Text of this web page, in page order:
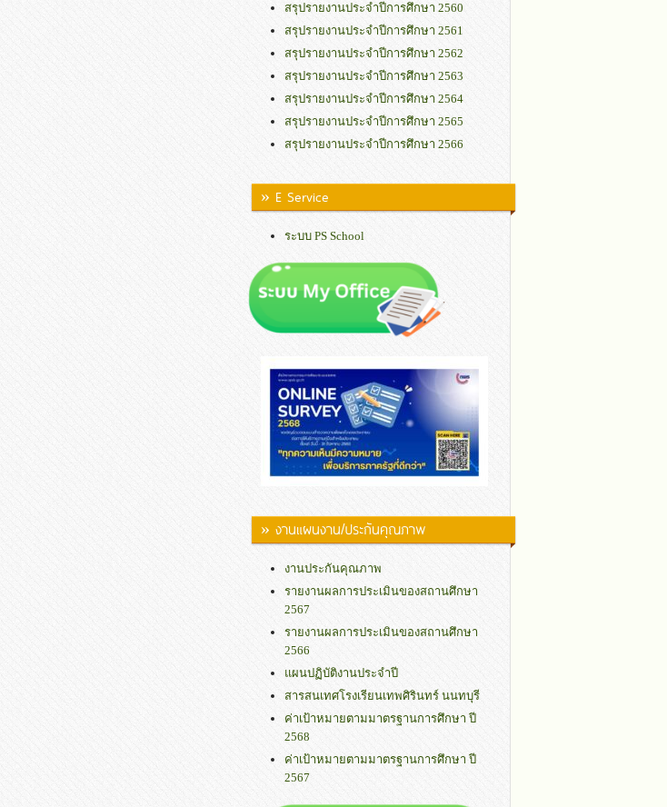
สรุปรายงานประจำปีการศึกษา 2560
สรุปรายงานประจำปีการศึกษา 2561
สรุปรายงานประจำปีการศึกษา 2562
สรุปรายงานประจำปีการศึกษา 2563
สรุปรายงานประจำปีการศึกษา 2564
สรุปรายงานประจำปีการศึกษา 2565
สรุปรายงานประจำปีการศึกษา 2566
» E Service
ระบบ PS School
» งานแผนงาน/ประกันคุณภาพ
งานประกันคุณภาพ
รายงานผลการประเมินของสถานศึกษา
2567
รายงานผลการประเมินของสถานศึกษา
2566
แผนปฏิบัติงานประจำปี
สารสนเทศโรงเรียนเทพศิรินทร์ นนทบุรี
ค่าเป้าหมายตามมาตรฐานการศึกษา ปี
2568
ค่าเป้าหมายตามมาตรฐานการศึกษา ปี
2567